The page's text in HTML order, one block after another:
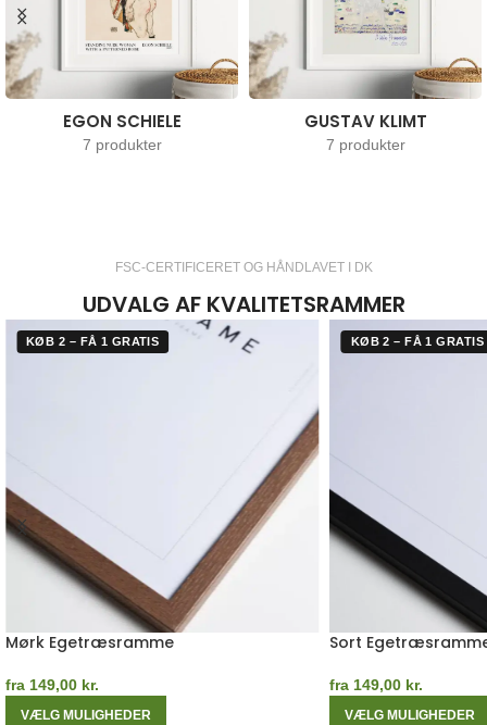
EGON SCHIELE
7 produkter
GUSTAV KLIMT
7 produkter
FSC-CERTIFICERET OG HÅNDLAVET I DK
UDVALG AF KVALITETSRAMMER
KØB 2 – FÅ 1 GRATIS
Mørk Egetræsramme
fra 149,00 kr.
VÆLG MULIGHEDER
KØB 2 – FÅ 1 GRATIS
Sort
fra 149,00 kr.
VÆLG MULIGHEDER